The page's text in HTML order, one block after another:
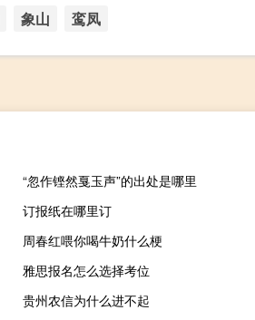
象山 鸾凤
“忽作铿然戛玉声”的出处是哪里
订报纸在哪里订
周春红喂你喝牛奶什么梗
雅思报名怎么选择考位
贵州农信为什么进不起